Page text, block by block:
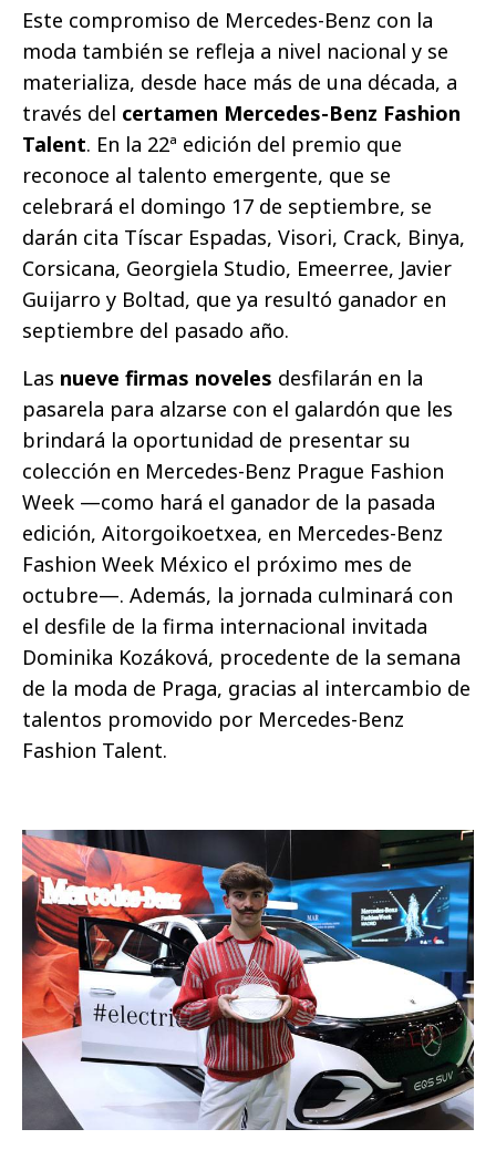
Este compromiso de Mercedes-Benz con la
moda también se refleja a nivel nacional y se
materializa, desde hace más de una década, a
través del certamen Mercedes-Benz Fashion
Talent. En la 22ª edición del premio que
reconoce al talento emergente, que se
celebrará el domingo 17 de septiembre, se
darán cita Tíscar Espadas, Visori, Crack, Binya,
Corsicana, Georgiela Studio, Emeerree, Javier
Guijarro y Boltad, que ya resultó ganador en
septiembre del pasado año.
Las nueve firmas noveles desfilarán en la
pasarela para alzarse con el galardón que les
brindará la oportunidad de presentar su
colección en Mercedes-Benz Prague Fashion
Week —como hará el ganador de la pasada
edición, Aitorgoikoetxea, en Mercedes-Benz
Fashion Week México el próximo mes de
octubre—. Además, la jornada culminará con
el desfile de la firma internacional invitada
Dominika Kozáková, procedente de la semana
de la moda de Praga, gracias al intercambio de
talentos promovido por Mercedes-Benz
Fashion Talent.